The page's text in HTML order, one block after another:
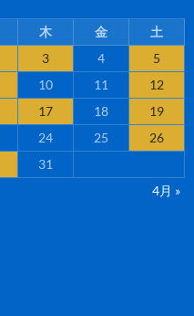
木 金
土
3 4
5
10 11
12
17 18
19
24 25
26
31
4月 »